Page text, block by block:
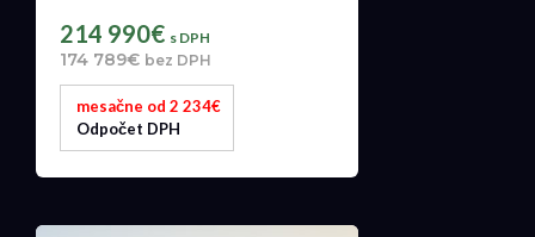
214 990€ s DPH
174 789€ bez DPH
mesačne od 2 234€
Odpočet DPH